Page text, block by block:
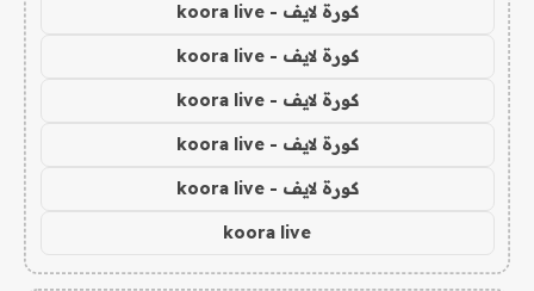
كورة لايف - koora live
كورة لايف - koora live
كورة لايف - koora live
كورة لايف - koora live
كورة لايف - koora live
koora live